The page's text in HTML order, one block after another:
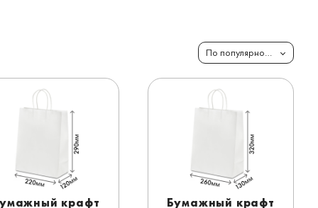
По популярности
крафт
Бумажный крафт